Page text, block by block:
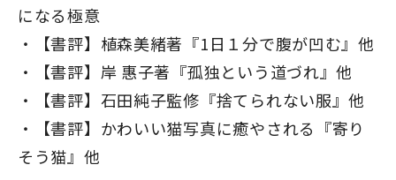
になる極意
【書評】植森美緒著『1日１分で腹が凹む』他
【書評】岸 惠子著『孤独という道づれ』他
【書評】石田純子監修『捨てられない服』他
【書評】かわいい猫写真に癒やされる『寄り
そう猫』他